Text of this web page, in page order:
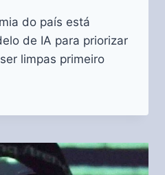
do país está
de IA para priorizar
limpas primeiro